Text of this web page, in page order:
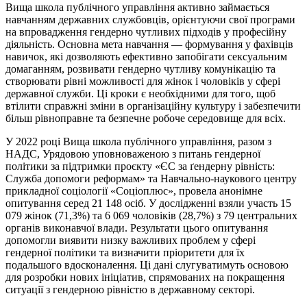
Вища школа публічного управління активно займається
навчанням державних службовців, орієнтуючи свої програми
на впровадження гендерно чутливих підходів у професійну
діяльність. Основна мета навчання — формування у фахівців
навичок, які дозволяють ефективно запобігати сексуальним
домаганням, розвивати гендерно чутливу комунікацію та
створювати рівні можливості для жінок і чоловіків у сфері
державної служби. Ці кроки є необхідними для того, щоб
втілити справжні зміни в організаційну культуру і забезпечити
більш рівноправне та безпечне робоче середовище для всіх.
У 2022 році Вища школа публічного управління, разом з
НАДС, Урядовою уповноваженою з питань гендерної
політики за підтримки проєкту «ЄС за ґендерну рівність:
Служба допомоги реформам» та Навчально-наукового центру
прикладної соціології «Соціоплюс», провела анонімне
опитування серед 21 148 осіб. У дослідженні взяли участь 15
079 жінок (71,3%) та 6 069 чоловіків (28,7%) з 79 центральних
органів виконавчої влади. Результати цього опитування
допомогли виявити низку важливих проблем у сфері
гендерної політики та визначити пріоритети для їх
подальшого вдосконалення. Ці дані слугуватимуть основою
для розробки нових ініціатив, спрямованих на покращення
ситуації з гендерною рівністю в державному секторі.